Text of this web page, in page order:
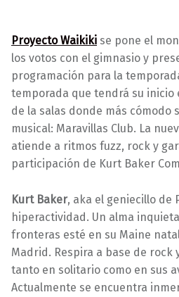
Proyecto Waikiki se pone el
los votos con el gimnasio y
programación para la
temporada que tendrá su inicio
de la salas donde más cómodo
musical: Maravillas Club. La
atiende a ritmos fuzz, rock y
participación de Kurt Baker
Kurt Baker, aka el geniecillo de
hiperactividad. Un alma
fronteras esté en su Maine
Madrid. Respira a base de rock
tanto en solitario como en sus
Actualmente se encuentra